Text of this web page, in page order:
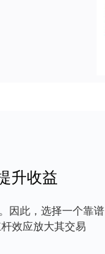
升收益
因此，选择一个靠谱
效应放大其交易